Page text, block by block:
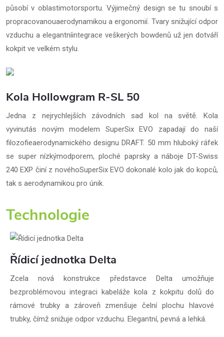
působí v oblastimotorsportu. Výjimečný design se tu snoubí s
propracovanouaerodynamikou a ergonomií. Tvary snižující odpor
vzduchu a elegantníintegrace veškerých bowdenů už jen dotváří
kokpit ve velkém stylu.
Kola Hollowgram R-SL 50
Jedna z nejrychlejších závodních sad kol na světě. Kola
vyvinutás novým modelem SuperSix EVO zapadají do naší
filozofieaerodynamického designu DRAFT. 50 mm hluboký ráfek
se super nízkýmodporem, ploché paprsky a náboje DT-Swiss
240 EXP činí z novéhoSuperSix EVO dokonalé kolo jak do kopců,
tak s aerodynamikou pro únik.
Technologie
Řídicí jednotka Delta
Zcela nová konstrukce představce Delta umožňuje
bezproblémovou integraci kabeláže kola z kokpitu dolů do
rámové trubky a zároveň zmenšuje čelní plochu hlavové
trubky, čímž snižuje odpor vzduchu. Elegantní, pevná a lehká.